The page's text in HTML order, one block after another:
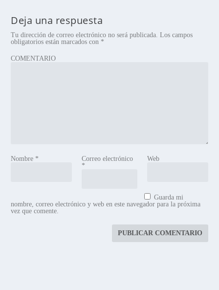
Deja una respuesta
Tu dirección de correo electrónico no será publicada. Los campos
obligatorios están marcados con *
COMENTARIO
Nombre *
Correo electrónico
*
Web
Guarda mi
nombre, correo electrónico y web en este navegador para la próxima
vez que comente.